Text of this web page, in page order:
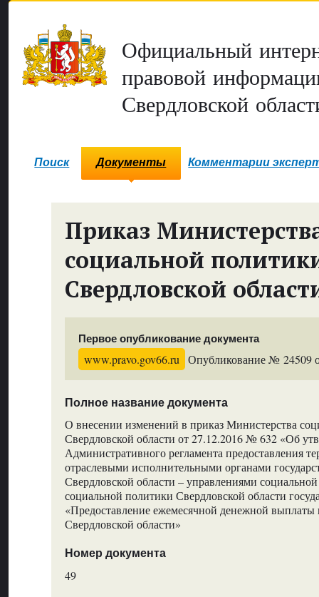
Официальный
правовой
Свердловской
Поиск Документы Комментарии
Приказ
социальной
Свердловской
Первое опубликование документа
www.pravo.gov66.ru Опубликование № 24509
Полное название документа
О внесении изменений в приказ Министерства
Свердловской области от 27.12.2016 № 632 «Об
Административного регламента предоставления
отраслевыми исполнительными органами
Свердловской области – управлениями
социальной политики Свердловской области
«Предоставление ежемесячной денежной выплаты
Свердловской области»
Номер документа
49